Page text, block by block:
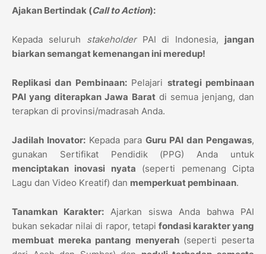
Ajakan Bertindak (Call to Action):
Kepada seluruh stakeholderPAI di Indonesia, jangan
biarkan semangat kemenangan ini meredup!
Replikasi dan Pembinaan:Pelajari strategi pembinaan
PAI yang diterapkan Jawa Baratdi semua jenjang, dan
terapkan di provinsi/madrasah Anda.
Jadilah Inovator: Kepada para Guru PAI dan Pengawas,
gunakan Sertifikat Pendidik (PPG) Anda untuk
menciptakan inovasi nyata (seperti pemenang Cipta
Lagu dan Video Kreatif) dan memperkuat pembinaan.
Tanamkan Karakter: Ajarkan siswa Anda bahwa PAI
bukan sekadar nilai di rapor, tetapi fondasi karakter yang
membuat mereka pantang menyerah(seperti peserta